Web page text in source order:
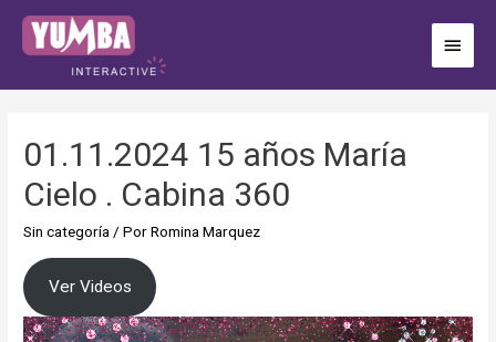
01.11.2024 15 años María
Cielo . Cabina 360
Sin categoría/ PorRomina Marquez
Ver Videos